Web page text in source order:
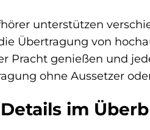
unterstützen
Übertragung von
Pracht genießen und
ohne Aussetzer
im